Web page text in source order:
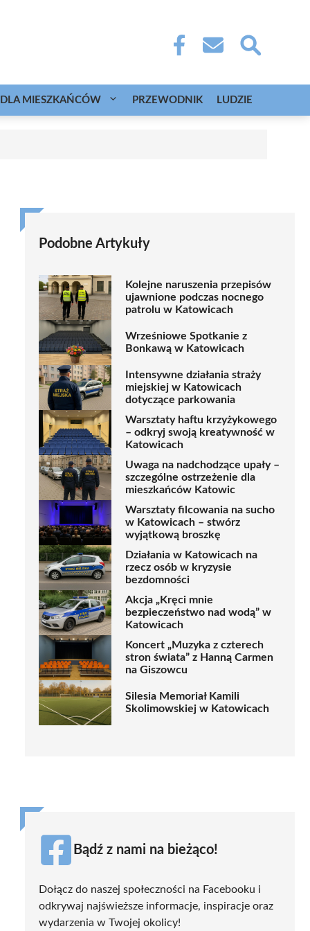
DLA MIESZKAŃCÓW PRZEWODNIK LUDZIE
Podobne Artykuły
Kolejne naruszenia przepisów
ujawnione podczas nocnego
patrolu w Katowicach
Wrześniowe Spotkanie z
Bonkawą w Katowicach
Intensywne działania straży
miejskiej w Katowicach
dotyczące parkowania
Warsztaty haftu krzyżykowego
– odkryj swoją kreatywność w
Katowicach
Uwaga na nadchodzące upały –
szczególne ostrzeżenie dla
mieszkańców Katowic
Warsztaty filcowania na sucho
w Katowicach – stwórz
wyjątkową broszkę
Działania w Katowicach na
rzecz osób w kryzysie
bezdomności
Akcja „Kręci mnie
bezpieczeństwo nad wodą” w
Katowicach
Koncert „Muzyka z czterech
stron świata” z Hanną Carmen
na Giszowcu
Silesia Memoriał Kamili
Skolimowskiej w Katowicach
Bądź z nami na bieżąco!
Dołącz do naszej społeczności na Facebooku i
odkrywaj najświeższe informacje, inspiracje oraz
wydarzenia w Twojej okolicy!